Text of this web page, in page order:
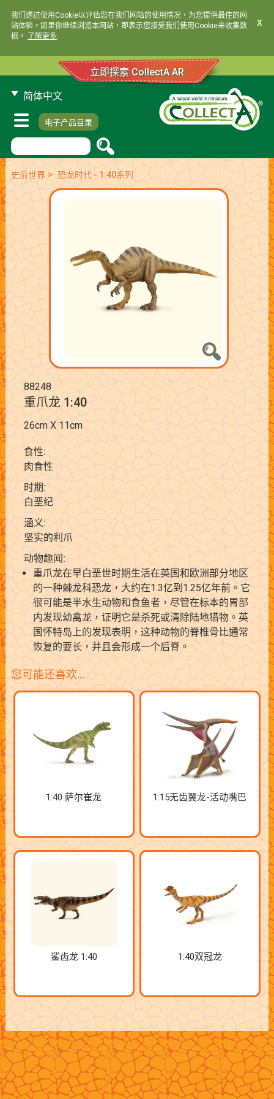
我们透过使用Cookie以评估您在我们网站的使用情况，为您提供最佳的网
站体验。如果你继续浏览本网站，即表示您接受我们使用Cookie来收集数
据。
了解更多.
x
立即探索 CollectA AR
简体中文
电子产品目录
史前世界> 恐龙时代 - 1:40系列
88248
重爪龙 1:40
26cm X 11cm
食性:
肉食性
时期:
白垩纪
涵义:
坚实的利爪
动物趣闻:
重爪龙在早白垩世时期生活在英国和欧洲部分地区
的一种棘龙科恐龙，大约在1.3亿到1.25亿年前。它
很可能是半水生动物和食鱼者，尽管在标本的胃部
内发现幼禽龙，证明它是杀死或清除陆地猎物。英
国怀特岛上的发现表明，这种动物的脊椎骨比通常
恢复的要长，并且会形成一个后脊。
您可能还喜欢…
1:40 萨尔崔龙 1:15无齿翼龙-活动嘴巴
鲨齿龙 1:40 1:40双冠龙